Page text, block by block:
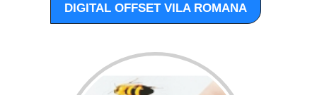
DIGITAL OFFSET VILA ROMANA